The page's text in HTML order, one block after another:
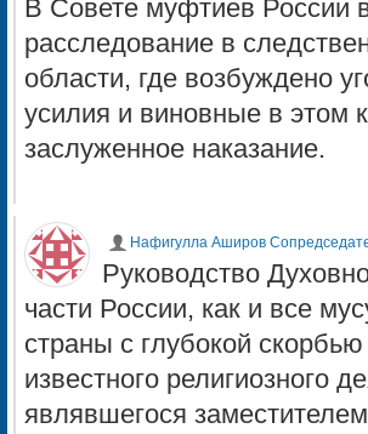
В Совете муфтиев России
расследование в
области, где возбуждено
усилия и виновные в этом
заслуженное наказание.
Нафигулла Аширов
Руководство
части России, как и все
страны с глубокой
известного религиозного
являвшегося